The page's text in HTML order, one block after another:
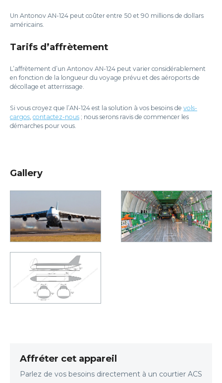
Un Antonov AN-124 peut coûter entre 50 et 90 millions de dollars
américains.
Tarifs d’affrètement
L’affrètement d’un Antonov AN-124 peut varier considérablement
en fonction de la longueur du voyage prévu et des aéroports de
décollage et atterrissage.
Si vous croyez que l’AN-124 est la solution à vos besoins de vols-
cargos contactez-nous ; nous serons ravis de commencer les
démarches pour vous.
Gallery
Affréter cet appareil
Parlez de vos besoins directement à un courtier ACS